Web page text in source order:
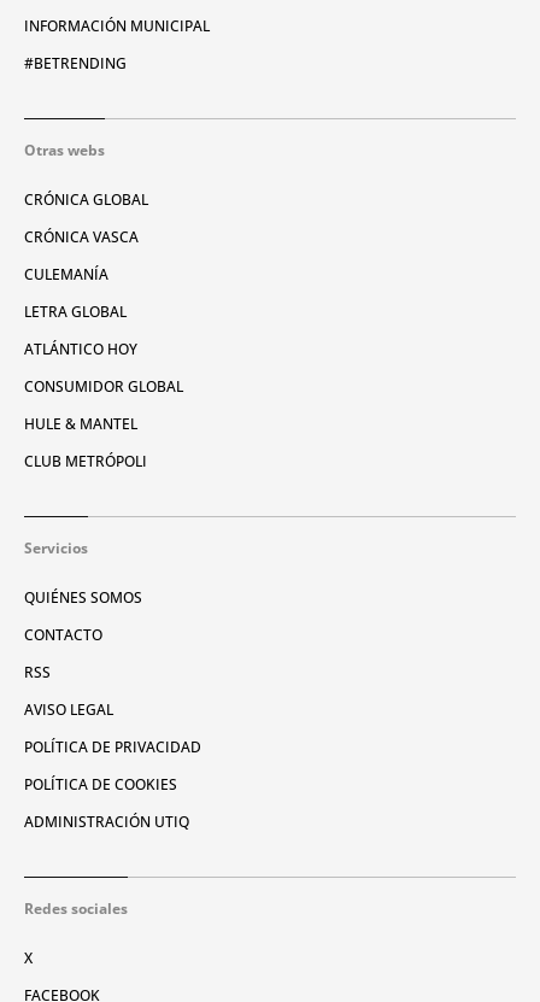
INFORMACIÓN MUNICIPAL
#BETRENDING
Otras webs
CRÓNICA GLOBAL
CRÓNICA VASCA
CULEMANÍA
LETRA GLOBAL
ATLÁNTICO HOY
CONSUMIDOR GLOBAL
HULE & MANTEL
CLUB METRÓPOLI
Servicios
QUIÉNES SOMOS
CONTACTO
RSS
AVISO LEGAL
POLÍTICA DE PRIVACIDAD
POLÍTICA DE COOKIES
ADMINISTRACIÓN UTIQ
Redes sociales
X
FACEBOOK